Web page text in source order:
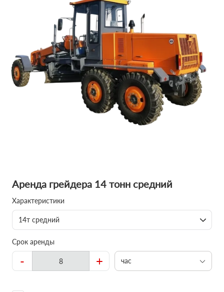
Аренда грейдера 14 тонн средний
Характеристики
14т средний
Срок аренды
- + час